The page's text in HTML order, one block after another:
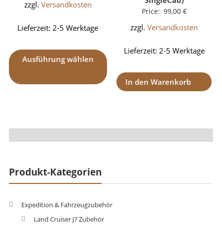
zzgl. Versandkosten
Lieferzeit:2-5 Werktage
Ausführung wählen
Price: 99,00 €
zzgl.Versandkosten
Lieferzeit: 2-5 Werktage
In den Warenkorb
Produkt-Kategorien
Expedition & Fahrzeugzubehör
Land Cruiser J7 Zubehör